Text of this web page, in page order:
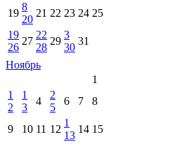
19
8
20
21 22 23 24 25
19
26
27
22
28
29
3
30
31
Ноябрь
1
1
2
1
3
4
2
5
6 7 8
9 10 11 12
1
13
14 15